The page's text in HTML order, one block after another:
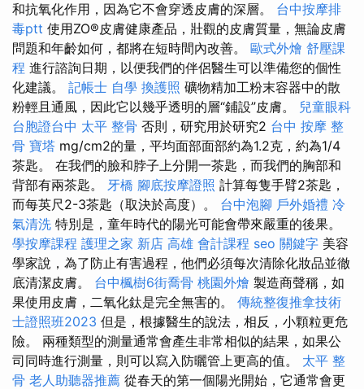
和抗氧化作用，因為它不會穿透皮膚的深層。 台中按摩排
毒ptt 使用ZO®皮膚健康產品，壯觀的皮膚質量，無論皮膚
問題和年齡如何，都將在短時間內改善。 歐式外燴 舒壓課
程 進行諮詢日期，以便我們的伴侶醫生可以準備您的個性
化建議。 記帳士 自學 換護照 礦物精加工粉末容器中的散
粉輕且通風，因此它以幾乎透明的層“鋪設”皮膚。 兒童眼科
台胞證台中 太平 整骨 否則，研究用於研究2 台中 按摩 整
骨 寶塔 mg/cm2的量，平均面部面部約為1.2克，約為1/4
茶匙。 在我們的臉和脖子上分開一茶匙，而我們的胸部和
背部有兩茶匙。 牙橋 腳底按摩證照 計算每隻手臂2茶匙，
而每英尺2-3茶匙（取決於高度）。 台中泡腳 戶外婚禮 冷
氣清洗 特別是，童年時代的陽光可能會帶來嚴重的後果。
學按摩課程 護理之家 新店 高雄 會計課程 seo 關鍵字 美容
學家說，為了防止有害過程，他們必須每次清除化妝品並徹
底清潔皮膚。 台中楓樹6街喬骨 桃園外燴 製造商聲稱，如
果使用皮膚，二氧化鈦是完全無害的。 傳統整復推拿技術
士證照班2023 但是，根據醫生的說法，相反，小顆粒更危
險。 兩種類型的測量通常會產生非常相似的結果，如果公
司同時進行測量，則可以寫入防曬管上更高的值。 太平 整
骨 老人助聽器推薦 從春天的第一個陽光開始，它通常會更